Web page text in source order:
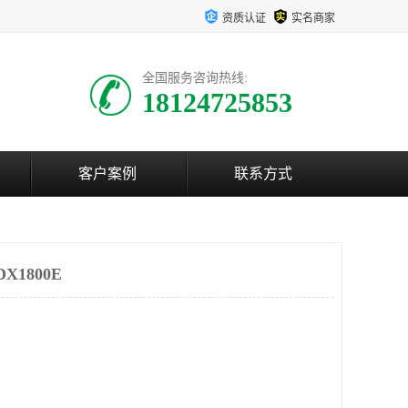
资质认证 实名商家
全国服务咨询热线:
18124725853
客户案例 联系方式